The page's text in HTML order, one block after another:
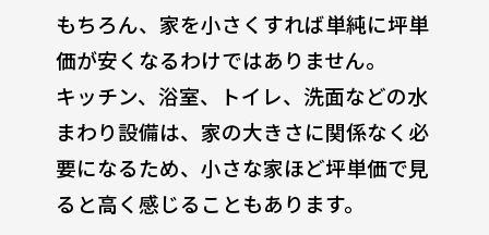
もちろん、家を小さくすれば単純に坪単
価が安くなるわけではありません。
キッチン、浴室、トイレ、洗面などの水
まわり設備は、家の大きさに関係なく必
要になるため、小さな家ほど坪単価で見
ると高く感じることもあります。